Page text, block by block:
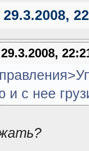
29.3.2008,
и с нее